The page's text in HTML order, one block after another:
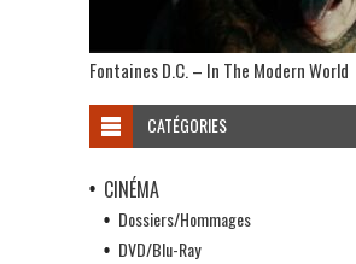
Fontaines D.C. – In The Modern World
CATÉGORIES
CINÉMA
Dossiers/Hommages
DVD/Blu-Ray